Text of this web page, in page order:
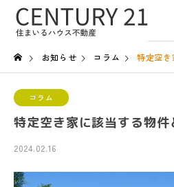
お知らせ コラム 特定空き
コラム
特定空き家に該当する物件
2024.02.16